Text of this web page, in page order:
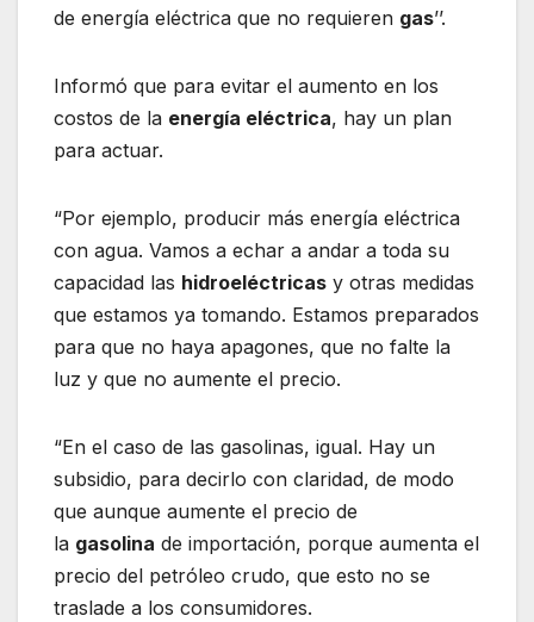
de energía eléctrica que no requieren gas’’.
Informó que para evitar el aumento en los
costos de la energía eléctrica, hay un plan
para actuar.
“Por ejemplo, producir más energía eléctrica
con agua. Vamos a echar a andar a toda su
capacidad las hidroeléctricas y otras medidas
que estamos ya tomando. Estamos preparados
para que no haya apagones, que no falte la
luz y que no aumente el precio.
“En el caso de las gasolinas, igual. Hay un
subsidio, para decirlo con claridad, de modo
que aunque aumente el precio de
la gasolina de importación, porque aumenta el
precio del petróleo crudo, que esto no se
traslade a los consumidores.